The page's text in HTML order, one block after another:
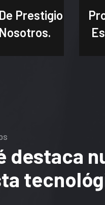
Prestigio
destaca